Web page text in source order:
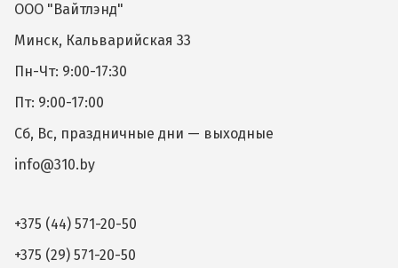
ООО "Вайтлэнд"
Минск, Кальварийская 33
Пн-Чт: 9:00-17:30
Пт: 9:00-17:00
Сб, Вс, праздничные дни — выходные
info@310.by
+375 (44) 571-20-50
+375 (29) 571-20-50